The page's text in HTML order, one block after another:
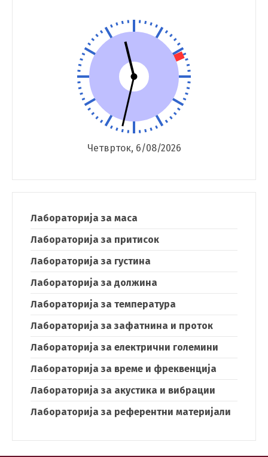
Четврток, 6/08/2026
Лабораторија за маса
Лабораторија за притисок
Лабораторија за густина
Лабораторија за должина
Лабораторија за температура
Лабораторија за зафатнина и проток
Лабораторија за електрични големини
Лабораторија за време и фреквенција
Лабораторија за акустика и вибрации
Лабораторија за референтни материјали